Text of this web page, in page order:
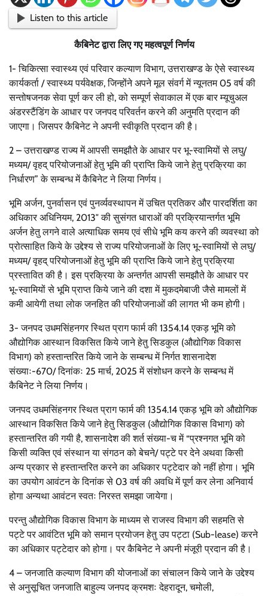
Listen to this article
कैबिनेट द्वारा लिए गए महत्वपूर्ण निर्णय
1- चिकित्सा स्वास्थ्य एवं परिवार कल्याण विभाग, उत्तराखण्ड के ऐसे स्वास्थ्य
कार्यकर्ता / स्वास्थ्य पर्यवेक्षक, जिन्होंने अपने मूल संवर्ग में न्यूनतम 05 वर्ष की
सन्तोषजनक सेवा पूर्ण कर ली हो, को सम्पूर्ण सेवाकाल में एक बार म्यूचुअल
अंडरस्टैंडिंग के आधार पर जनपद परिवर्तन करने की अनुमति प्रदान की
जाएगा। जिसपर कैबिनेट ने अपनी स्वीकृति प्रदान की है।
2 – उत्तराखण्ड राज्य में आपसी समझौते के आधार पर भू-स्वामियों से लघु/
मध्यम/ वृहद् परियोजनाओं हेतु भूमि की प्राप्ति किये जाने हेतु प्रक्रिया का
निर्धारण” के सम्बन्ध में कैबिनेट ने लिया निर्णय।
भूमि अर्जन, पुनर्वासन एवं पुनर्व्यवस्थापन में उचित प्रतिकर और पारदर्शिता का
अधिकार अधिनियम, 2013″ की सुसंगत धाराओं की प्रक्रियान्तर्गत भूमि
अर्जन हेतु लगने वाले अत्याधिक समय एवं सीधे भूमि कय करने की व्यवस्था को
प्रोत्साहित किये के उद्देश्य से राज्य परियोजनाओं के लिए भू-स्वामियों से लघु/
मध्यम/ वृहद् परियोजनाओं हेतु भूमि की प्राप्ति किये जाने हेतु प्रक्रिया
प्रस्तावित की है। इस प्रक्रिया के अन्तर्गत आपसी समझौते के आधार पर
भू-स्वामियों से भूमि प्राप्त किये जाने की दशा में मुकदमेबाजी जैसे मामलों में
कमी आयेगी तथा लोक जनहित की परियोजनाओं की लागत भी कम होगी।
3- जनपद उधमसिंहनगर स्थित प्राग फार्म की 1354.14 एकड़ भूमि को
औद्योगिक आस्थान विकसित किये जाने हेतु सिडकुल (औद्योगिक विकास
विभाग) को हस्तान्तरित किये जाने के सम्बन्ध में निर्गत शासनादेश
संख्याः-670/ दिनांकः 25 मार्च, 2025 में संशोधन करने के सम्बन्ध में
कैबिनेट ने लिया निर्णय।
जनपद उधमसिंहनगर स्थित प्राग फार्म की 1354.14 एकड़ भूमि को औद्योगिक
आस्थान विकसित किये जाने हेतु सिडकुल (औद्योगिक विकास विभाग) को
हस्तान्तरित की गयी है, शासनादेश की शर्त संख्या-च में “प्रश्नगत भूमि को
किसी व्यक्ति एवं संस्थान या संगठन को बेचने/ पट्टे पर देने अथवा किसी
अन्य प्रकार से हस्तान्तरित करने का अधिकार प‌ट्टेदार को नहीं होगा। भूमि
का उपयोग आवंटन के दिनांक से 03 वर्ष की अवधि में पूर्ण कर लेना अनिवार्य
होगा अन्यथा आवंटन स्वतः निरस्त समझा जायेगा।
परन्तु औद्योगिक विकास विभाग के माध्यम से राजस्व विभाग की सहमति से
पट्टे पर आवंटित भूमि को समान प्रयोजन हेतु उप पट्टा (Sub-lease) करने
का अधिकार पट्टेदार को होगा। पर कैबिनेट ने अपनी मंजूरी प्रदान की है।
4 – जनजाति कल्याण विभाग की योजनाओं का संचालन किये जाने के उद्देश्य
से अनुसूचित जनजाति बाहुल्य जनपद क्रमशः देहरादून, चमोली,